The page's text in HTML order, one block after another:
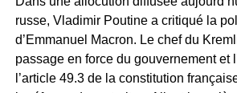
russe, Vladimir Poutine a critiqué la
d’Emmanuel Macron. Le chef du
passage en force du gouvernement et
l’article 49.3 de la constitution